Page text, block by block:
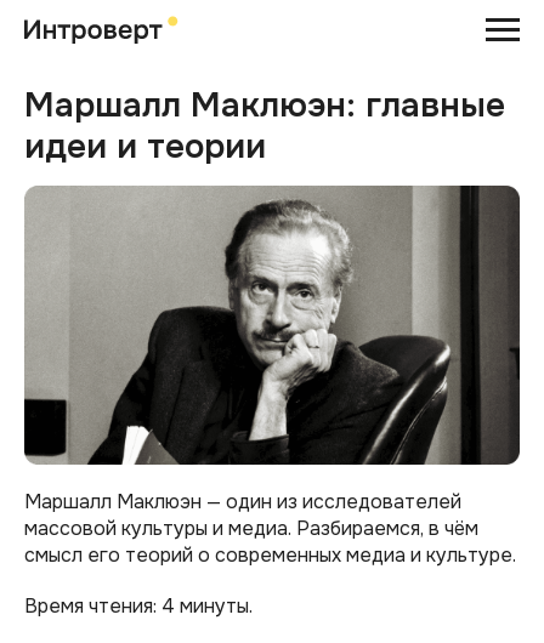
Маршалл Маклюэн: главные
идеи и теории
Маршалл Маклюэн — один из исследователей
массовой культуры и медиа. Разбираемся, в чём
смысл его теорий о современных медиа и культуре.
Время чтения: 4 минуты.